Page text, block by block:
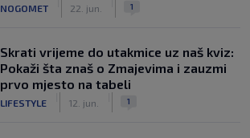
NOGOMET 22. jun. 1
Skrati vrijeme do utakmice uz naš kviz:
Pokaži šta znaš o Zmajevima i zauzmi
prvo mjesto na tabeli
LIFESTYLE 12. jun. 1